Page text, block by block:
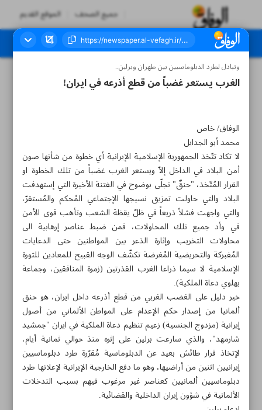
جميع الصحف الموقع القديم
العدد سبعة آلاف ومائة وثلاثة وتسعون - ٠٢ مارس ٢٠٢٣
وتبادل لطرد الدبلوماسيين بين طهران وبرلين..
الغرب يستعر غضباً من قطع أذرعه في ايران!
الوفاق/ خاص
محمد أبو الجدايل
لا تكاد تتّخذ الجمهورية الإسلامية الإيرانية أي خطوة من شأنها صون
أمن البلاد في الداخل إلاّ ويستعر الغرب غضباً من تلك الخطوة او
القرار المُتّخذ، "حنقٌ" تجلّى بوضوح في الفتنة الأخيرة التي إستهدفت
البلاد والتي حاولت تمزيق نسيجها الإجتماعي المُحكم والمُستقرّ،
والتي واجهت فشلاً ذريعاً في ظلّ يقظة الشعب وتأهب قوى الأمن
في وأد جميع تلك المحاولات، فمن ضبط عناصر إرهابية الى
محاولات التخريب وإثارة الذعر بين المواطنين حتى الدعايات
المُفبركة والتحريضية المُغرضة تكشّف الوجه القبيح للمعادين للثورة
الإسلامية لا سيما ذراعا الغرب القذرتين (زمرة المنافقين، وجماعة
بهلوي دعاة الملكية).
خير دليل على الغضب الغربي من قطع أذرعه داخل ايران، هو حنق
ألمانيا من إصدار حكم الإعدام على المواطن الألماني من أصول
إيرانية (مزدوج الجنسية) زعيم تنظيم دعاة الملكية في ايران "جمشيد
شارمهد"، والذي سارعت برلين على إثره منذ حوالي ثمانية أيام،
لإتخاذ قرار طائش بعيد عن الدبلوماسية مُقرّرة طرد دبلوماسيين
إيرانيين اثنين من أراضيها، وهو ما دفع الخارجية الإيرانية لإعلانها طرد
دبلوماسيين ألمانيين كعناصر غير مرغوب فيهم بسبب التدخلات
الألمانية في شؤون إيران الداخلية والقضائية.